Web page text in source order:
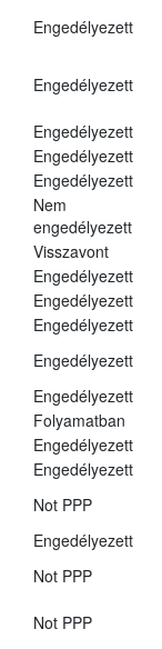
Engedélyezett
Engedélyezett
Engedélyezett
Engedélyezett
Engedélyezett
Nem
engedélyezett
Visszavont
Engedélyezett
Engedélyezett
Engedélyezett
Engedélyezett
Engedélyezett
Folyamatban
Engedélyezett
Engedélyezett
Not PPP
Engedélyezett
Not PPP
Not PPP